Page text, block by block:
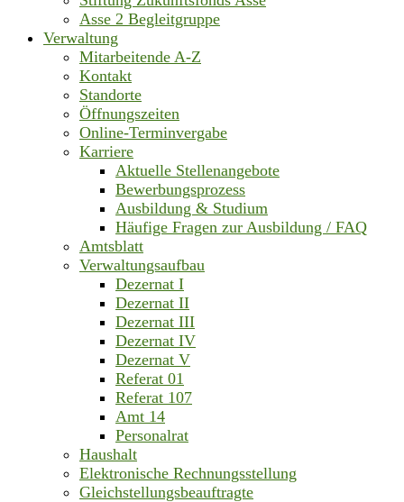
Asse 2 Begleitgruppe
Verwaltung
Mitarbeitende A-Z
Kontakt
Standorte
Öffnungszeiten
Online-Terminvergabe
Karriere
Aktuelle Stellenangebote
Bewerbungsprozess
Ausbildung & Studium
Häufige Fragen zur Ausbildung / FAQ
Amtsblatt
Verwaltungsaufbau
Dezernat I
Dezernat II
Dezernat III
Dezernat IV
Dezernat V
Referat 01
Referat 107
Amt 14
Personalrat
Haushalt
Elektronische Rechnungsstellung
Gleichstellungsbeauftragte